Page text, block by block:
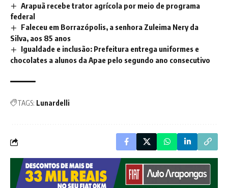
Arapuã recebe trator agrícola por meio de programa
federal
Faleceu em Borrazópolis, a senhora Zuleima Nery da
Silva, aos 85 anos
Igualdade e inclusão: Prefeitura entrega uniformes e
chocolates a alunos da Apae pelo segundo ano consecutivo
TAGS: Lunardelli